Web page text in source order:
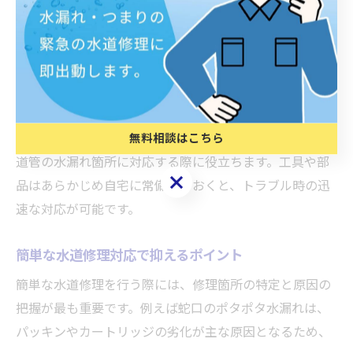
交換部品としては、パッキンやカートリッジ、シングル
レバー用のパーツがよく使われます。部品選びの際は、
事前に蛇口や配管の型番・サイズを確認し、ホームセン
ター等で適合品を購入しましょう。合わない部品を使用
すると水漏れが再発するリスクが高まります。
また、応急処置用の水漏れ補修テープやパテは、急な水
道管の水漏れ箇所に対応する際に役立ちます。工具や部
品はあらかじめ自宅に常備しておくと、トラブル時の迅
速な対応が可能です。
簡単な水道修理対応で抑えるポイント
簡単な水道修理を行う際には、修理箇所の特定と原因の
把握が最も重要です。例えば蛇口のポタポタ水漏れは、
パッキンやカートリッジの劣化が主な原因となるため、
無料相談はこちら
無料相談はこちら